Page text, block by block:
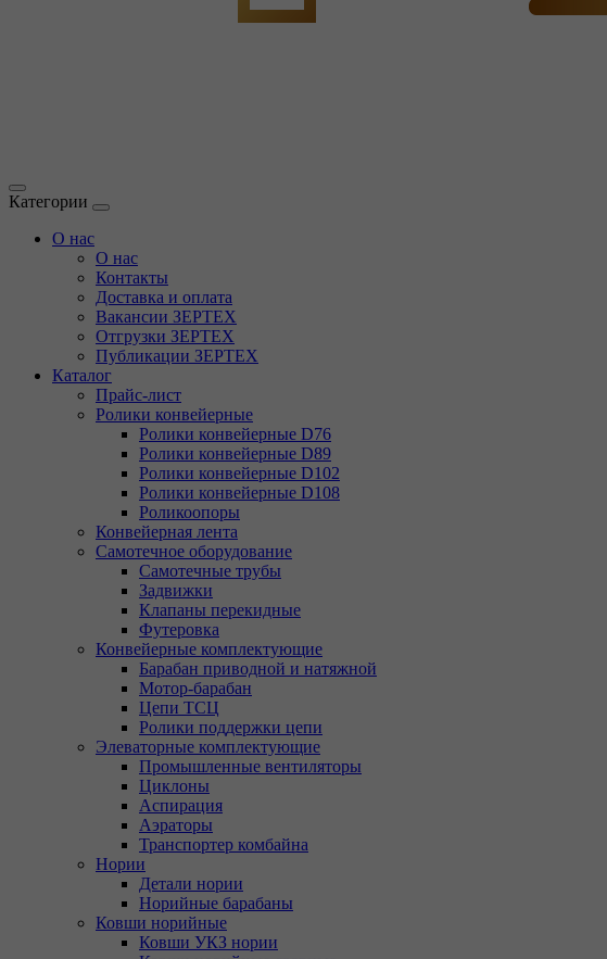
Категории
О нас
О нас
Контакты
Доставка и оплата
Вакансии ЗЕРТЕХ
Отгрузки ЗЕРТЕХ
Публикации ЗЕРТЕХ
Каталог
Прайс-лист
Ролики конвейерные
Ролики конвейерные D76
Ролики конвейерные D89
Ролики конвейерные D102
Ролики конвейерные D108
Роликоопоры
Конвейерная лента
Самотечное оборудование
Самотечные трубы
Задвижки
Клапаны перекидные
Футеровка
Конвейерные комплектующие
Барабан приводной и натяжной
Мотор-барабан
Цепи ТСЦ
Ролики поддержки цепи
Элеваторные комплектующие
Промышленные вентиляторы
Циклоны
Аспирация
Аэраторы
Транспортер комбайна
Нории
Детали нории
Норийные барабаны
Ковши норийные
Ковши УКЗ нории